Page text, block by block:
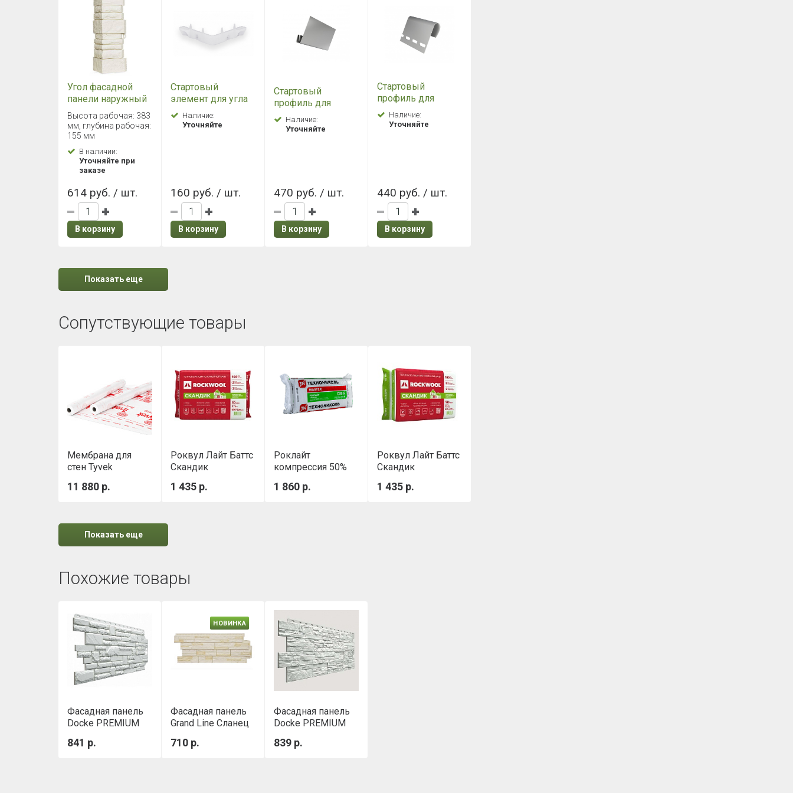
Угол фасадной
панели наружный
Сланец Classic
Молочный
Высота рабочая: 383
мм, глубина рабочая:
155 мм
В наличии:
Уточняйте при
заказе
614 руб. / шт.
В корзину
Стартовый
элемент для угла
фасадной панели
Grand Line (Гранд
Наличие:
Уточняйте
160 руб. / шт.
В корзину
Стартовый
профиль для
Фасадных панелей
Grand Line 2.0
Наличие:
Уточняйте
470 руб. / шт.
В корзину
Стартовый
профиль для
Фасадных панелей
Grand Line 3.0
Наличие:
Уточняйте
440 руб. / шт.
В корзину
Показать еще
Сопутствующие товары
Мембрана для
стен Tyvek
м
11 880 р.
Роквул Лайт Баттс
Скандик
0,288м3/уп
1 435 р.
Роклайт
компрессия 50%
0.432 м3/уп)
1 860 р.
Роквул Лайт Баттс
Скандик
0,288м3/уп
1 435 р.
Показать еще
Похожие товары
Фасадная панель
Docke PREMIUM
841 р.
НОВИНКА
Фасадная панель
Grand Line Сланец
Пшеница
710 р.
Фасадная панель
Docke PREMIUM
839 р.